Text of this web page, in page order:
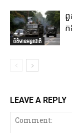
ព័ត៌មានអន្តរជាតិ
ពួ
ក
LEAVE A REPLY